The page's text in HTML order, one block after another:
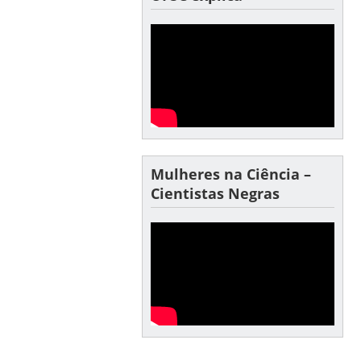
Mulheres na Ciência –
Cientistas Negras